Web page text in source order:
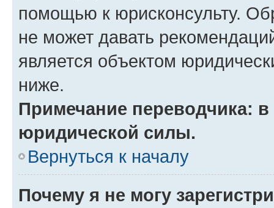
помощью к юрисконсульту.
не может давать
является объектом
ниже.
Примечание переводчика:
юридической силы.
Вернуться к началу
Почему я не могу